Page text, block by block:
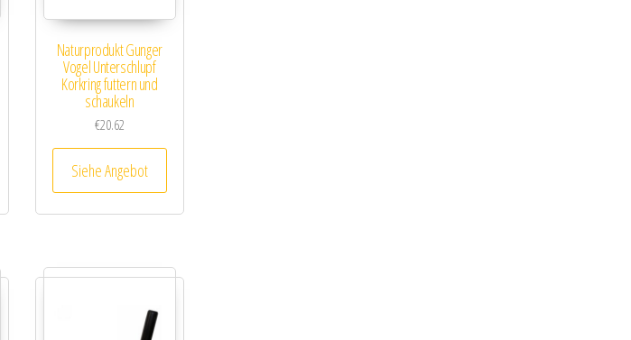
Naturprodukt Gunger
Vogel Unterschlupf
Korkring futtern und
schaukeln
€20.62
Siehe Angebot